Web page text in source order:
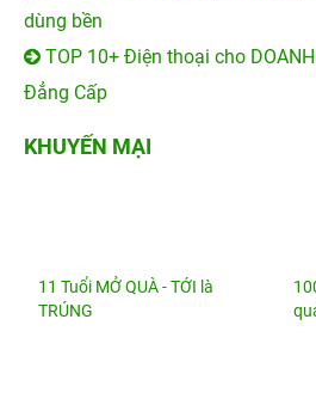
dùng bền
TOP 10+ Điện thoại cho
Đẳng Cấp
KHUYẾN MẠI
11 Tuổi MỞ QUÀ - TỚI là
TRÚNG